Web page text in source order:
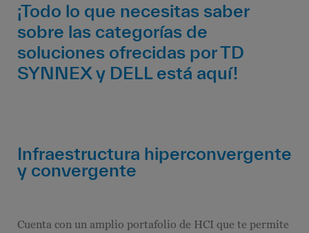
¡Todo lo que necesitas saber
sobre las categorías de
soluciones ofrecidas por TD
SYNNEX y DELL está aquí!
Infraestructura hiperconvergente
y convergente
Cuenta con un amplio portafolio de HCI que te permite